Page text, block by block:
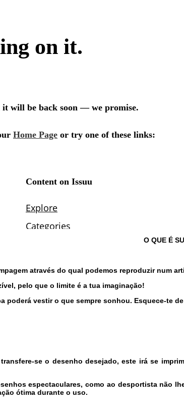
O QUE É
através do qual podemos reproduzir num
pelo que o limite é a tua imaginação!
poderá vestir o que sempre sonhou. Esquece-te
se o desenho desejado, este irá se
espectaculares, como ao desportista não
ótima durante o uso.